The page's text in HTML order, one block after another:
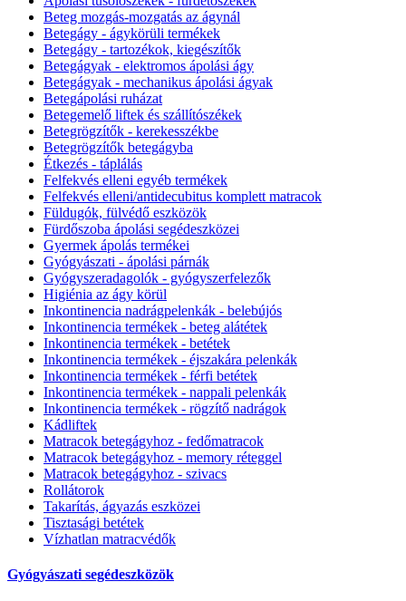
Beteg mozgás-mozgatás az ágynál
Betegágy - ágykörüli termékek
Betegágy - tartozékok, kiegészítők
Betegágyak - elektromos ápolási ágy
Betegágyak - mechanikus ápolási ágyak
Betegápolási ruházat
Betegemelő liftek és szállítószékek
Betegrögzítők - kerekesszékbe
Betegrögzítők betegágyba
Étkezés - táplálás
Felfekvés elleni egyéb termékek
Felfekvés elleni/antidecubitus komplett matracok
Füldugók, fülvédő eszközök
Fürdőszoba ápolási segédeszközei
Gyermek ápolás termékei
Gyógyászati - ápolási párnák
Gyógyszeradagolók - gyógyszerfelezők
Higiénia az ágy körül
Inkontinencia nadrágpelenkák - belebújós
Inkontinencia termékek - beteg alátétek
Inkontinencia termékek - betétek
Inkontinencia termékek - éjszakára pelenkák
Inkontinencia termékek - férfi betétek
Inkontinencia termékek - nappali pelenkák
Inkontinencia termékek - rögzítő nadrágok
Kádliftek
Matracok betegágyhoz - fedőmatracok
Matracok betegágyhoz - memory réteggel
Matracok betegágyhoz - szivacs
Rollátorok
Takarítás, ágyazás eszközei
Tisztasági betétek
Vízhatlan matracvédők
Gyógyászati segédeszközök